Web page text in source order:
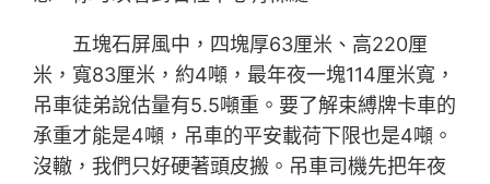
五塊石屏風中，四塊厚63厘米、高220厘
米，寬83厘米，約4噸，最年夜一塊114厘米寬，
吊車徒弟說估量有5.5噸重。要了解束縛牌卡車的
承重才能是4噸，吊車的平安載荷下限也是4噸。
沒轍，我們只好硬著頭皮搬。吊車司機先把年夜